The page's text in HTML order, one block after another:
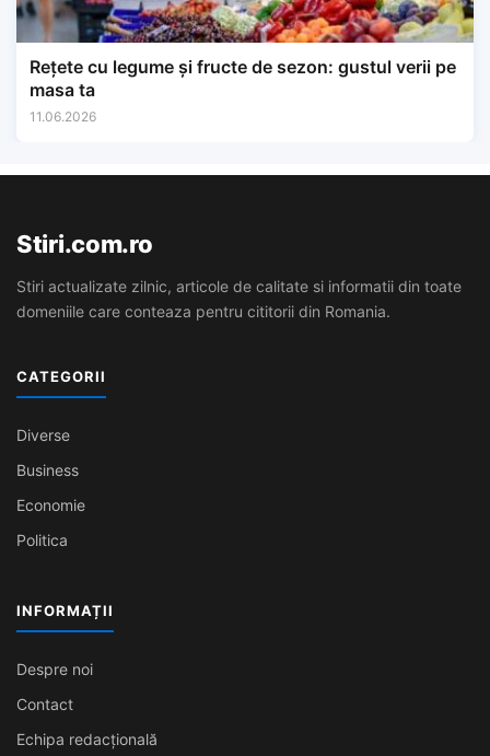
Rețete cu legume și fructe de sezon: gustul verii pe
masa ta
11.06.2026
Stiri.com.ro
Stiri actualizate zilnic, articole de calitate si informatii din toate
domeniile care conteaza pentru cititorii din Romania.
CATEGORII
Diverse
Business
Economie
Politica
INFORMAȚII
Despre noi
Contact
Echipa redacțională